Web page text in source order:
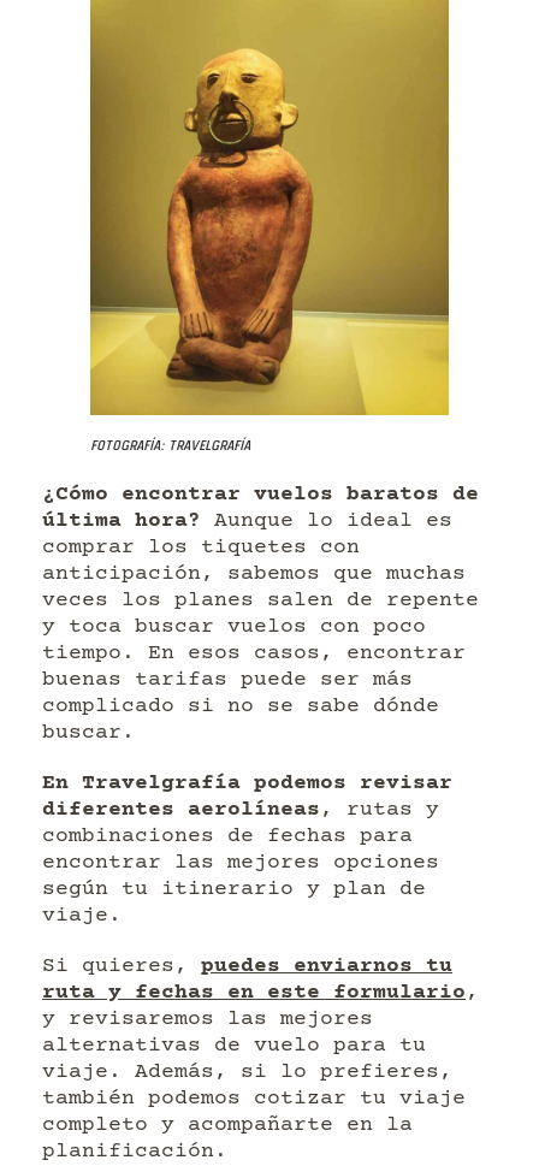
Fotografía: Travelgrafía
¿Cómo encontrar vuelos baratos de
última hora? Aunque lo ideal es
comprar los tiquetes con
anticipación, sabemos que muchas
veces los planes salen de repente
y toca buscar vuelos con poco
tiempo. En esos casos, encontrar
buenas tarifas puede ser más
complicado si no se sabe dónde
buscar.
En Travelgrafía podemos revisar
diferentes aerolíneas , rutas y
combinaciones de fechas para
encontrar las mejores opciones
según tu itinerario y plan de
viaje.
Si quieres, puedes enviarnos tu
ruta y fechas en este formulario,
y revisaremos las mejores
alternativas de vuelo para tu
viaje. Además, si lo prefieres,
también podemos cotizar tu viaje
completo y acompañarte en la
planificación.